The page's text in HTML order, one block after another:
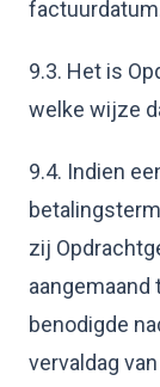
9.3. Het is
welke wijze
9.4. Indien
zij
aangemaand
benodigde
vervaldag